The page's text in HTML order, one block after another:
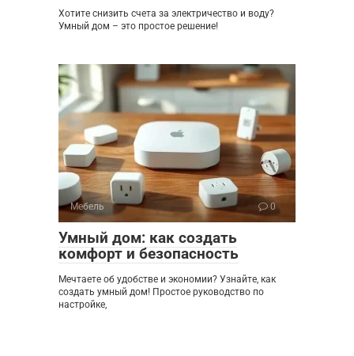
Хотите снизить счета за электричество и воду?
Умный дом – это простое решение!
Мебель 0
Умный дом: как создать
комфорт и безопасность
Мечтаете об удобстве и экономии? Узнайте, как
создать умный дом! Простое руководство по
настройке,